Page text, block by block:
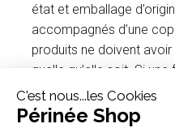
état et emballage
accompagnés d’une
produits ne doivent
quelle qu’elle soit. Si
avec le produit que
devra nous être
C'est nous...les Cookies
Périnée Shop